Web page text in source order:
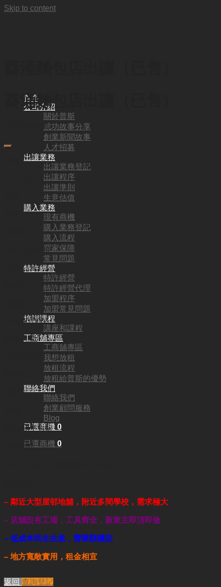
Skip to content
首頁
公司介紹
關於普斯
成功故事分享
創業新聞故事
人才招募
出讓業務
出讓業務登記
出讓程序
出讓準則
生意估值
購入業務
現有商機
購入業務登記
購入流程
買家保障
常見問題
特許經營
特許經營
特許經營代理
加盟程序
加盟常見問題
培訓課程
講座和課程
工商舖專區
工商舖專區
我想放租
放租流程
放租給普斯的優勢
聯絡我們
聯絡我們
創業顧問服務
Blog
已選商機 0
已選商機 0
葵涌麵包店出讓（已售）
180,000
180,000
HKD90,000
參考利潤:
HKD25,300
7個月
約1000平方呎
每月租金:
– 鄰近大型屋邨地舖，附近多間學校，需求極大
– 店舖設有工場，工具齊全 ，新東主即頂即做
– 低成本民生生意，營業額穩定
– 地方寬敞實用 ，租金相宜
返回 查詢登記